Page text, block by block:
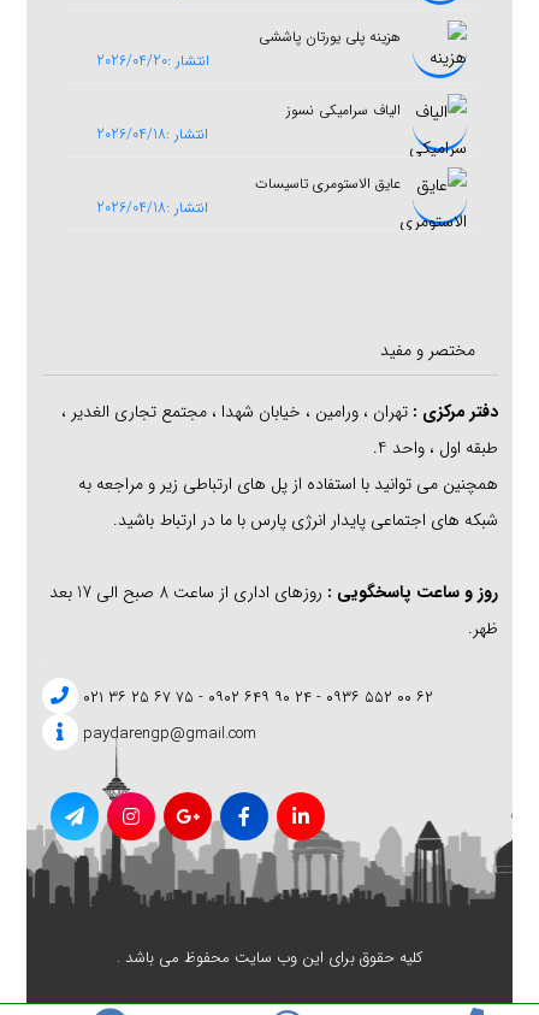
هزینه پلی یورتان پاششی
انتشار :2026/04/20
الیاف سرامیکی نسوز
انتشار :2026/04/18
عایق الاستومری تاسیسات
انتشار :2026/04/18
مختصر و مفید
دفتر مرکزی : تهران ، ورامین ، خیابان شهدا ، مجتمع تجاری الغدیر ،
طبقه اول ، واحد 4.
همچنین می توانید با استفاده از پل های ارتباطی زیر و مراجعه به
شبکه های اجتماعی پایدار انرژی پارس با ما در ارتباط باشید.
روز و ساعت پاسخگویی :
روزهای اداری از ساعت 8 صبح الی 17 بعد
ظهر.
۶۲ ۰۰ ۵۵۲ ۰۹۳۶ - ۲۴ ۹۰ ۶۴۹ ۰۹۰۲ - ۷۵ ۶۷ ۲۵ ۳۶ ۰۲۱
paydarengp@gmail.com
کلیه حقوق برای این وب سایت محفوظ می باشد .